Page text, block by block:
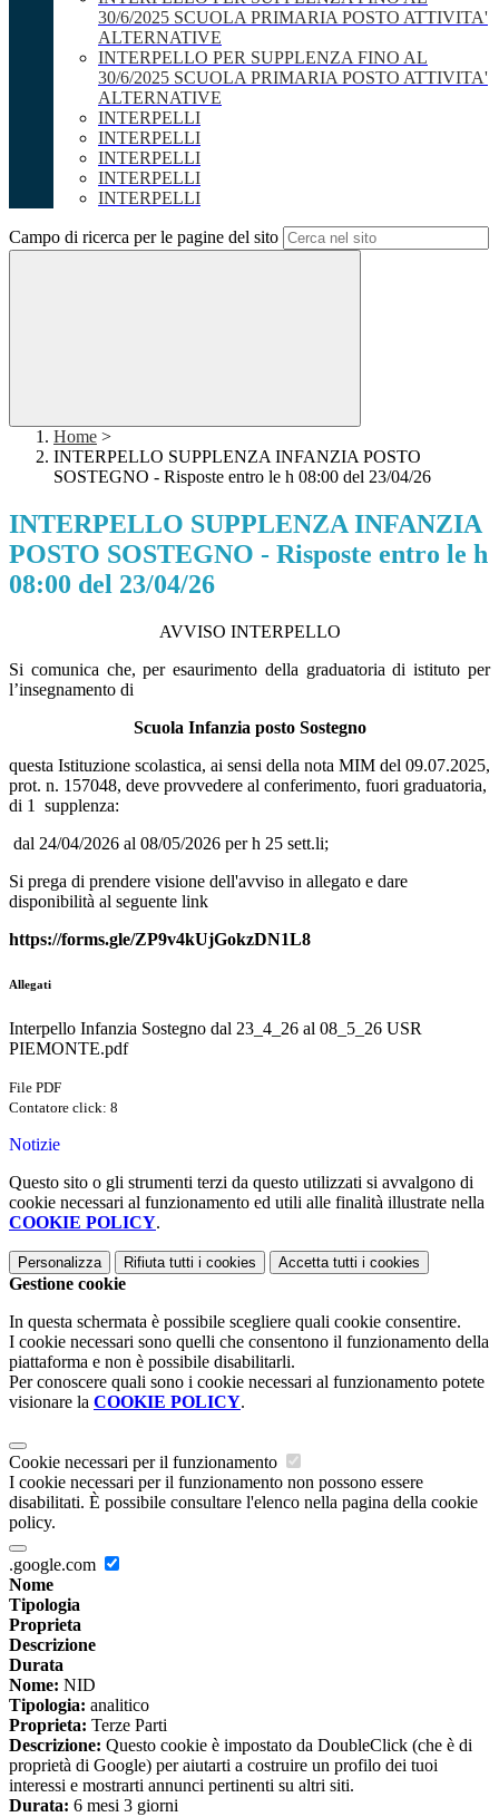
30/6/2025 SCUOLA PRIMARIA POSTO ATTIVITA'
ALTERNATIVE
INTERPELLO PER SUPPLENZA FINO AL
30/6/2025 SCUOLA PRIMARIA POSTO ATTIVITA'
ALTERNATIVE
INTERPELLI
INTERPELLI
INTERPELLI
INTERPELLI
INTERPELLI
Campo di ricerca per le pagine del sito
Home >
INTERPELLO SUPPLENZA INFANZIA POSTO
SOSTEGNO - Risposte entro le h 08:00 del 23/04/26
INTERPELLO SUPPLENZA INFANZIA
POSTO SOSTEGNO - Risposte entro le h
08:00 del 23/04/26
AVVISO INTERPELLO
Si comunica che, per esaurimento della graduatoria di istituto per
l’insegnamento di
Scuola Infanzia posto Sostegno
questa Istituzione scolastica, ai sensi della nota MIM del 09.07.2025,
prot. n. 157048, deve provvedere al conferimento, fuori graduatoria,
di 1 supplenza:
dal 24/04/2026 al 08/05/2026 per h 25 sett.li;
Si prega di prendere visione dell'avviso in allegato e dare
disponibilità al seguente link
https://forms.gle/ZP9v4kUjGokzDN1L8
Allegati
Interpello Infanzia Sostegno dal 23_4_26 al 08_5_26 USR
PIEMONTE.pdf
File PDF
Contatore click: 8
Notizie
Questo sito o gli strumenti terzi da questo utilizzati si avvalgono di
cookie necessari al funzionamento ed utili alle finalità illustrate nella
COOKIE POLICY.
Personalizza Rifiuta tutti i cookies Accetta tutti i cookies
Gestione cookie
In questa schermata è possibile scegliere quali cookie consentire.
I cookie necessari sono quelli che consentono il funzionamento della
piattaforma e non è possibile disabilitarli.
Per conoscere quali sono i cookie necessari al funzionamento potete
visionare la COOKIE POLICY.
Cookie necessari per il funzionamento
I cookie necessari per il funzionamento non possono essere
disabilitati. È possibile consultare l'elenco nella pagina della cookie
policy.
.google.com
Nome
Tipologia
Proprieta
Descrizione
Durata
Nome: NID
Tipologia: analitico
Proprieta: Terze Parti
Descrizione: Questo cookie è impostato da DoubleClick (che è di
proprietà di Google) per aiutarti a costruire un profilo dei tuoi
interessi e mostrarti annunci pertinenti su altri siti.
Durata: 6 mesi 3 giorni